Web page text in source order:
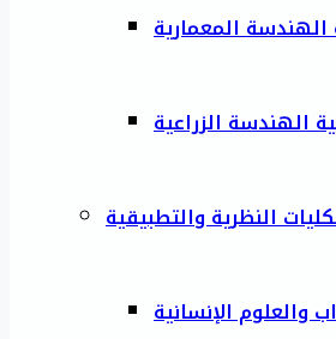
الهندسة المعمارية
الهندسة الزراعية
النظرية والتطبيقية
والعلوم الإنسانية